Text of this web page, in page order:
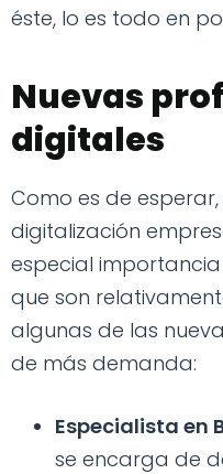
éste, lo es todo en
Nuevas
digitales
Como es de
digitalización
especial
que son
algunas de las
de más demanda:
Especialista en
se encarga de